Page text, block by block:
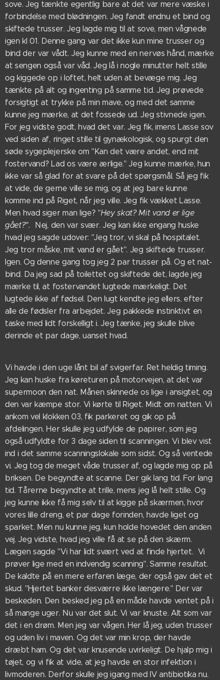
sove. Jeg tænkte egentlig bare at det var mere væske i
forbindelse med blødningen. Jeg fandt endnu et bind og
skiftede trusser. Jeg lagde mig til at sove, men vågnede
igen kl 01. Denne gang var det ikke kun mine trusser og
bind der var vådt. Jeg kunne med en nervøs hånd, mærke
at sengen også var våd. Jeg lå i nogle minutter helt stille
og kiggede op i loftet, helt uden at bevæge mig. Jeg
tænkte på alt og ingenting på samme tid. Jeg prøvede
forsigtigt at trykke på min mave, og med det samme
kunne jeg mærke, at det fossede ud. Jeg stivnede igen.
For jeg vidste godt, hvad det var. Jeg fik, imens Lasse sov
ved siden af, ringet stille til gynækologisk, og spurgt den
søde sygeplejerske om "Kan det være andet, end mit
fostervand? Lad os være ærlige." Jeg kunne mærke, hun
ikke var så glad for at svare på det spørgsmål. Så jeg fik
at vide, de gerne ville se mig, og at jeg bare kunne
komme ind på Riget, når jeg ville. Jeg fik vækket Lasse.
Men hvad siger man lige? "Hey skat? Mit vand er lige
gået?".
Nej, den var svær. Jeg kan ikke engang huske
hvad jeg sagde udover: "Jeg tror, vi skal på hospitalet.
Jeg tror måske, mit vand er gået". Jeg skiftede trusser.
Igen. Og denne gang tog jeg 2 par trusser på. Og et nat-
bind. Da jeg sad på toilettet og skiftede det, lagde jeg
mærke til, at fostervandet lugtede mærkeligt. Det
lugtede ikke af fødsel. Den lugt kendte jeg ellers, efter
alle de fødsler fra arbejdet. Jeg pakkede instinktivt en
taske med lidt forskelligt i. Jeg tænke, jeg skulle blive
derinde et par dage, uanset hvad.
Vi havde i den uge lånt bil af svigerfar. Ret heldig timing.
Jeg kan huske fra køreturen på motorvejen, at det var
supermoon den nat. Månen skinnede os lige i ansigtet, og
den var kæmpe stor. Vi kørte til Riget. Midt om natten. Vi
ankom vel klokken 03, fik parkeret og gik op på
afdelingen. Her skulle jeg udfylde de papirer, som jeg
også udfyldte for 3 dage siden til scanningen. Vi blev vist
ind i det samme scanningslokale som sidst. Og så ventede
vi. Jeg tog de meget våde trusser af, og lagde mig op på
briksen. De begyndte at scanne. Der gik lang tid. For lang
tid. Tårerne begyndte at trille, mens jeg lå helt stille. Og
jeg kunne ikke få mig selv til at kigge på skærmen, hvor
vores lille dreng, et par dage forinden, havde liget og
sparket. Men nu kunne jeg, kun holde hovedet den anden
vej. Jeg vidste, hvad jeg ville få at se på den skærm.
Lægen sagde "Vi har lidt svært ved at finde hjertet. Vi
prøver lige med en indvendig scanning". Samme resultat.
De kaldte på en mere erfaren læge, der også gav det et
skud. "Hjertet banker desværre ikke længere." Der var
beskeden. Den besked jeg på en måde havde ventet på i
så mange uger. Nu var det slut. Vi var knuste. Alt som var
det i en drøm. Men jeg var vågen. Her lå jeg, uden trusser
og uden liv i maven. Og det var min krop, der havde
dræbt ham. Og det var knusende uvirkeligt. De hjalp mig i
tøjet, og vi fik at vide, at jeg havde en stor infektion i
livmoderen. Derfor skulle jeg igang med IV antibiotika nu.